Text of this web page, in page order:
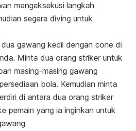
mengeksekusi langkah
segera diving untuk
gawang kecil dengan cone di
Minta dua orang striker untuk
masing-masing gawang
bola. Kemudian minta
di antara dua orang striker
pemain yang ia inginkan untuk